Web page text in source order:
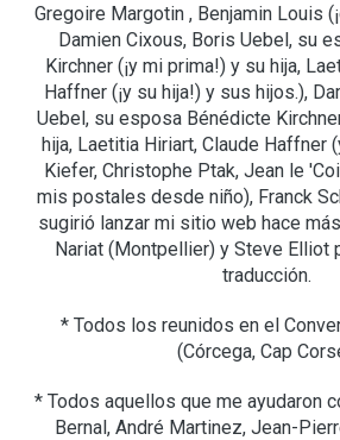
Gregoire Margotin , Benjamin Louis
Damien Cixous, Boris Uebel, su
Kirchner (¡y mi prima!) y su hija,
Haffner (¡y su hija!) y sus hijos.),
Uebel, su esposa Bénédicte
hija, Laetitia Hiriart, Claude Haffner
Kiefer, Christophe Ptak, Jean le
mis postales desde niño), Franck
sugirió lanzar mi sitio web hace
Nariat (Montpellier) y Steve Elliot
traducción.
* Todos los reunidos en el
(Córcega, Cap
* Todos aquellos que me ayudaron
Bernal, André Martinez, Jean-